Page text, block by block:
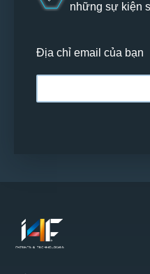
những sự kiện
Địa chỉ email của bạn